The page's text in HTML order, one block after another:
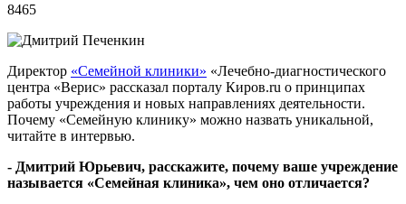
8465
Директор «Семейной клиники» «Лечебно-диагностического
центра «Верис» рассказал порталу Киров.ru о принципах
работы учреждения и новых направлениях деятельности.
Почему «Семейную клинику» можно назвать уникальной,
читайте в интервью.
- Дмитрий Юрьевич, расскажите, почему ваше учреждение
называется «Семейная клиника», чем оно отличается?